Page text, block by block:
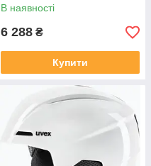
В наявності
6 288 ₴
Купити